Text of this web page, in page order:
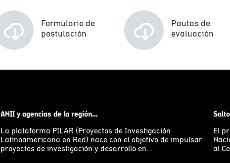
Formulario de
postulación
Pautas de
evaluación
ANII y agencias de la región...
La plataforma PILAR (Proyectos de Investigación
Latinoamericana en Red) nace con el objetivo de impulsar
proyectos de investigación y desarrollo en...
El
al